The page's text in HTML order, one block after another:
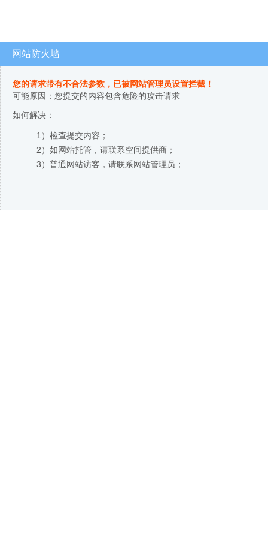
网站防火墙
您的请求带有不合法参数，已被网站管理员设置拦截！
可能原因：您提交的内容包含危险的攻击请求
如何解决：
1）检查提交内容；
2）如网站托管，请联系空间提供商；
3）普通网站访客，请联系网站管理员；